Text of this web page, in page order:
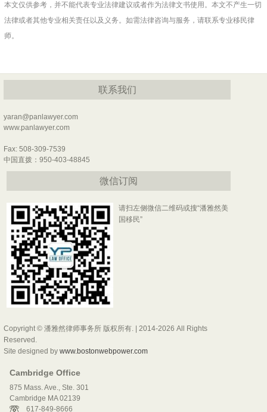
本文仅供参考，并不能代表专业法律建议或者作为法律文书使用。本文不产生一切
法律或者其他专业相关责任以及义务。如需法律咨询与服务，请联系专业移民律
师。
联系我们
yaran@panlawyer.com
www.panlawyer.com
Fax: 508-309-7539
中国直拨：950-403-48845
微信订阅
请扫左侧微信二维码或搜“潘雅然美
国移民”
Copyright © 潘雅然律师事务所 版权所有. | 2014-2026 All Rights
Reserved.
Site designed by www.bostonwebpower.com
Cambridge Office
875 Mass. Ave., Ste. 301
Cambridge MA 02139
617-849-8666